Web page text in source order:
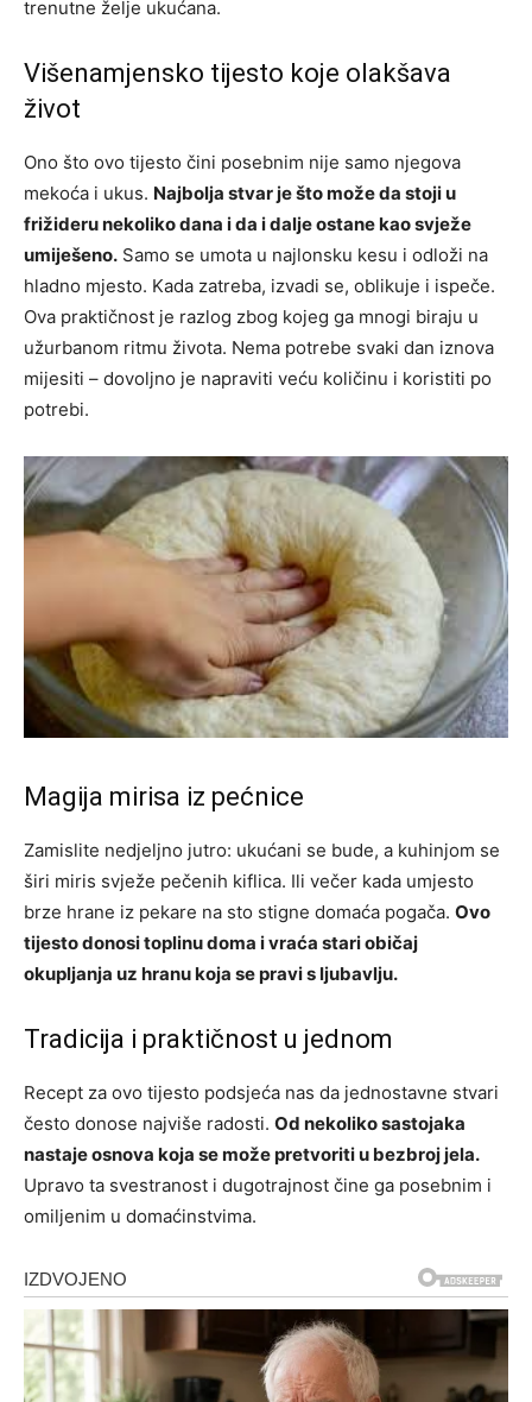
trenutne želje ukućana.
Višenamjensko tijesto koje olakšava
život
Ono što ovo tijesto čini posebnim nije samo njegova
mekoća i ukus. Najbolja stvar je što može da stoji u
frižideru nekoliko dana i da i dalje ostane kao svježe
umiješeno. Samo se umota u najlonsku kesu i odloži na
hladno mjesto. Kada zatreba, izvadi se, oblikuje i ispeče.
Ova praktičnost je razlog zbog kojeg ga mnogi biraju u
užurbanom ritmu života. Nema potrebe svaki dan iznova
mijesiti – dovoljno je napraviti veću količinu i koristiti po
potrebi.
Magija mirisa iz pećnice
Zamislite nedjeljno jutro: ukućani se bude, a kuhinjom se
širi miris svježe pečenih kiflica. Ili večer kada umjesto
brze hrane iz pekare na sto stigne domaća pogača. Ovo
tijesto donosi toplinu doma i vraća stari običaj
okupljanja uz hranu koja se pravi s ljubavlju.
Tradicija i praktičnost u jednom
Recept za ovo tijesto podsjeća nas da jednostavne stvari
često donose najviše radosti. Od nekoliko sastojaka
nastaje osnova koja se može pretvoriti u bezbroj jela.
Upravo ta svestranost i dugotrajnost čine ga posebnim i
omiljenim u domaćinstvima.